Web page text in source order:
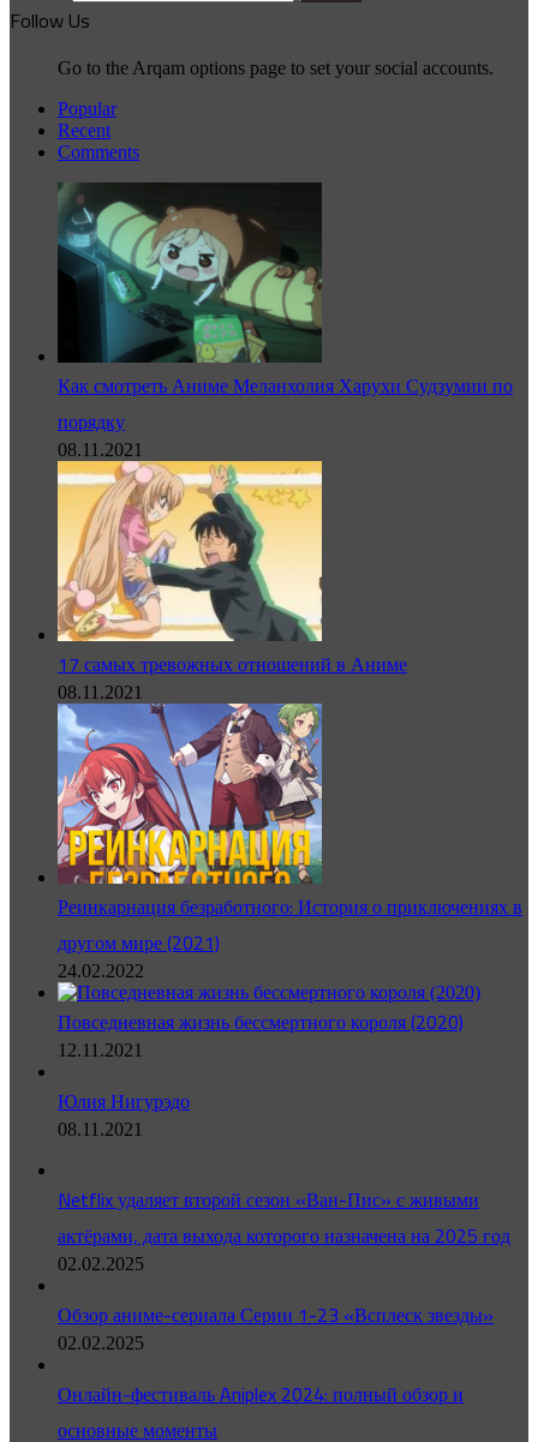
Follow Us
Go to the Arqam options page to set your social accounts.
Popular
Recent
Comments
Как смотреть Аниме Меланхолия Харухи Судзумии по
порядку
08.11.2021
17 самых тревожных отношений в Аниме
08.11.2021
Реинкарнация безработного: История о приключениях в
другом мире (2021)
24.02.2022
Повседневная жизнь бессмертного короля (2020)
12.11.2021
Юлия Нигурэдо
08.11.2021
Netflix удаляет второй сезон «Ван-Пис» с живыми
актёрами, дата выхода которого назначена на 2025 год
02.02.2025
Обзор аниме-сериала Серии 1-23 «Всплеск звезды»
02.02.2025
Онлайн-фестиваль Aniplex 2024: полный обзор и
основные моменты